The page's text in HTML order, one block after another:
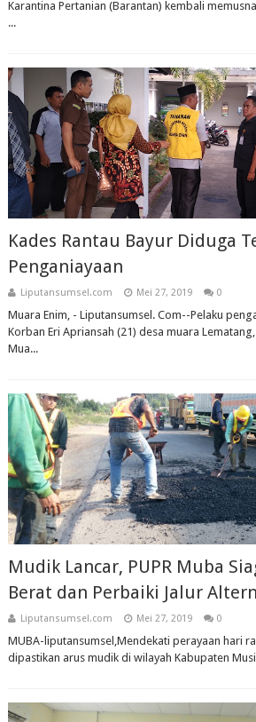
Karantina Pertanian (Barantan) kembali
...
Kades Rantau Bayur Diduga
Penganiayaan
Liputansumsel.com Mei 27, 2019 0
Muara Enim, - Liputansumsel. Com--Pelaku
Korban Eri Apriansah (21) desa muara Lematang,
Mua...
Mudik Lancar, PUPR Muba
Berat dan Perbaiki Jalur
Liputansumsel.com Mei 27, 2019 0
MUBA-liputansumsel,Mendekati perayaan hari
dipastikan arus mudik di wilayah Kabupaten